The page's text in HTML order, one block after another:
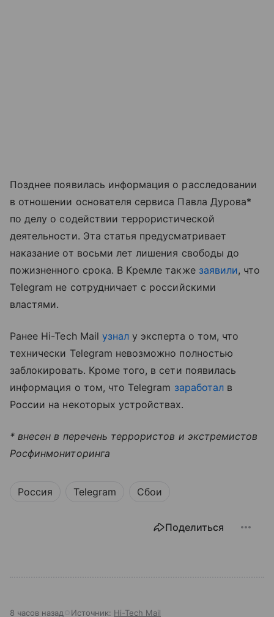
Позднее появилась информация о расследовании
в отношении основателя сервиса Павла Дурова*
по делу о содействии террористической
деятельности. Эта статья предусматривает
наказание от восьми лет лишения свободы до
пожизненного срока. В Кремле также заявили, что
Telegram не сотрудничает с российскими
властями.
Ранее Hi-Tech Mail узнал у эксперта о том, что
технически Telegram невозможно полностью
заблокировать. Кроме того, в сети появилась
информация о том, что Telegram заработалв
России на некоторых устройствах.
* внесен в перечень террористов и экстремистов
Росфинмониторинга
Россия Telegram Сбои
Поделиться
8 часов назад Источник: Hi-Tech Mail